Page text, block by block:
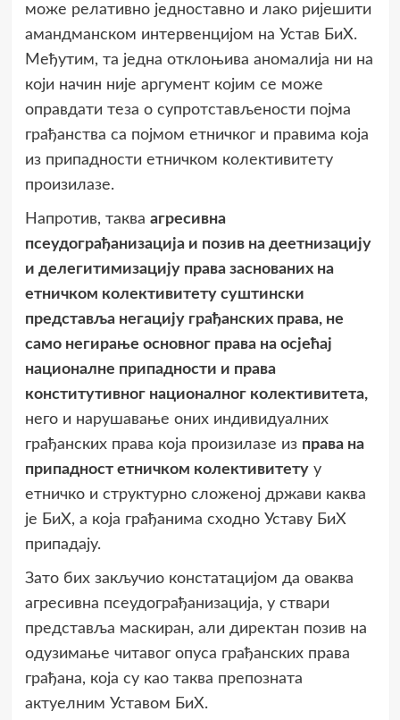
може релативно једноставно и лако ријешити
амандманском интервенцијом на Устав БиХ.
Међутим, та једна отклоњива аномалија ни на
који начин није аргумент којим се може
оправдати теза о супротстављености појма
грађанства са појмом етничког и правима која
из припадности етничком колективитету
произилазе.
Напротив, таква агресивна
псеудограђанизација и позив на деетнизацију
и делегитимизацију права заснованих на
етничком колективитету суштински
представља негацију грађанских права, не
само негирање основног права на осјећај
националне припадности и права
конститутивног националног колективитета,
него и нарушавање оних индивидуалних
грађанских права која произилазе из права на
припадност етничком колективитетуу
етничко и структурно сложеној држави каква
је БиХ, а која грађанима сходно Уставу БиХ
припадају.
Зато бих закључио констатацијом да оваква
агресивна псеудограђанизација, у ствари
представља маскиран, али директан позив на
одузимање читавог опуса грађанских права
грађана, која су као таква препозната
актуелним Уставом БиХ.